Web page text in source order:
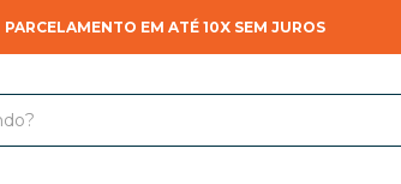
PARCELAMENTO EM ATÉ 10X SEM JUROS